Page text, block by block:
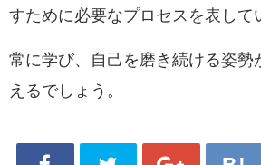
すために必要なプロセスを表して
常に学び、自己を磨き続ける姿勢
えるでしょう。